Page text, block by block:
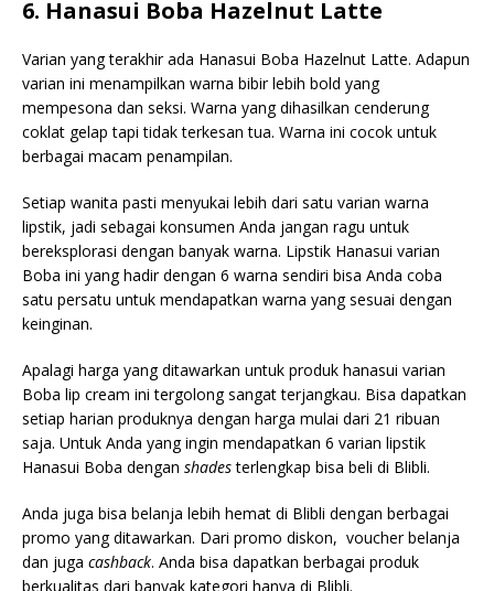
6. Hanasui Boba Hazelnut Latte
Varian yang terakhir ada Hanasui Boba Hazelnut Latte. Adapun
varian ini menampilkan warna bibir lebih bold yang
mempesona dan seksi. Warna yang dihasilkan cenderung
coklat gelap tapi tidak terkesan tua. Warna ini cocok untuk
berbagai macam penampilan.
Setiap wanita pasti menyukai lebih dari satu varian warna
lipstik, jadi sebagai konsumen Anda jangan ragu untuk
bereksplorasi dengan banyak warna. Lipstik Hanasui varian
Boba ini yang hadir dengan 6 warna sendiri bisa Anda coba
satu persatu untuk mendapatkan warna yang sesuai dengan
keinginan.
Apalagi harga yang ditawarkan untuk produk hanasui varian
Boba lip cream ini tergolong sangat terjangkau. Bisa dapatkan
setiap harian produknya dengan harga mulai dari 21 ribuan
saja. Untuk Anda yang ingin mendapatkan 6 varian lipstik
Hanasui Boba dengan shadesterlengkap bisa beli di Blibli.
Anda juga bisa belanja lebih hemat di Blibli dengan berbagai
promo yang ditawarkan. Dari promo diskon, voucher belanja
dan juga cashback. Anda bisa dapatkan berbagai produk
berkualitas dari banyak kategori hanya di Blibli.